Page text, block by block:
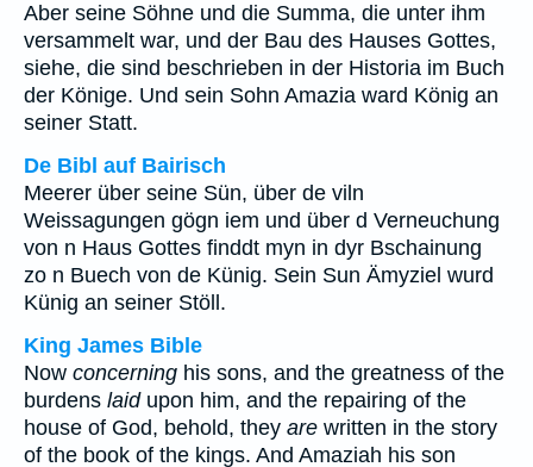
Aber seine Söhne und die Summa, die unter ihm
versammelt war, und der Bau des Hauses Gottes,
siehe, die sind beschrieben in der Historia im Buch
der Könige. Und sein Sohn Amazia ward König an
seiner Statt.
De Bibl auf Bairisch
Meerer über seine Sün, über de viln
Weissagungen gögn iem und über d Verneuchung
von n Haus Gottes finddt myn in dyr Bschainung
zo n Buech von de Künig. Sein Sun Ämyziel wurd
Künig an seiner Stöll.
King James Bible
Now concerning his sons, and the greatness of the
burdens laidupon him, and the repairing of the
house of God, behold, they are written in the story
of the book of the kings. And Amaziah his son